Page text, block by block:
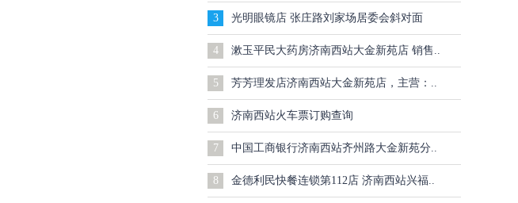
3 光明眼镜店 张庄路刘家场居委会斜对面
4 漱玉平民大药房济南西站大金新苑店 销售..
5 芳芳理发店济南西站大金新苑店，主营：..
6 济南西站火车票订购查询
7 中国工商银行济南西站齐州路大金新苑分..
8 金德利民快餐连锁第112店 济南西站兴福..